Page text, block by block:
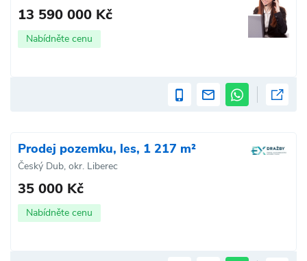
13 590 000 Kč
Nabídněte cenu
Prodej pozemku, les, 1 217 m²
Český Dub, okr. Liberec
35 000 Kč
Nabídněte cenu